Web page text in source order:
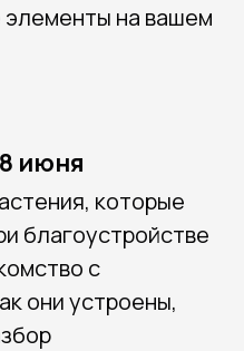
на вашем
июня
которые
благоустройстве
с
они устроены,